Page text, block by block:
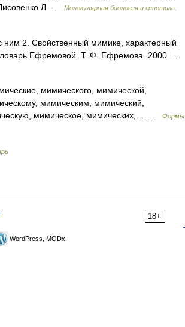
Л …
Молекулярная биология и генетика.
2. Свойственный мимике, характерный
Ефремовой. Т. Ф. Ефремова. 2000 …
мимического, мимической,
мимическим, мимический,
мимическое, мимических,… …
Формы
18+
WordPress, MODx.